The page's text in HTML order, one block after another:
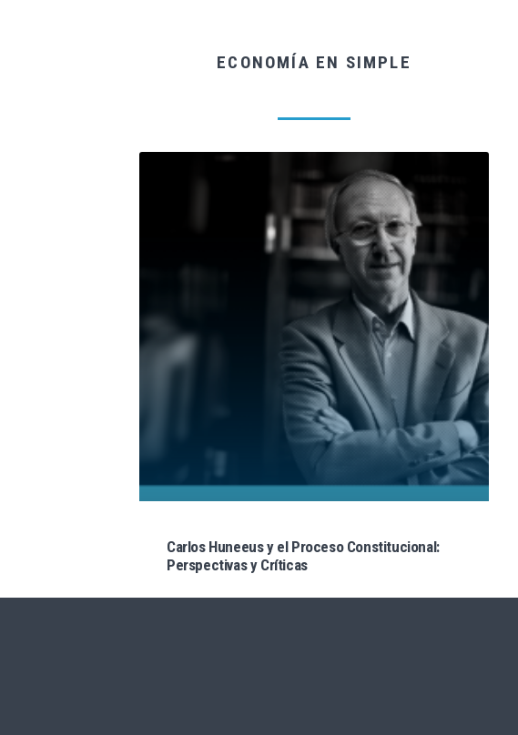
ECONOMÍA EN SIMPLE
Carlos Huneeus y el Proceso Constitucional:
Perspectivas y Críticas